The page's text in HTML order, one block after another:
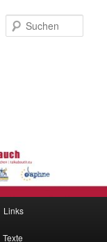
Links
Texte